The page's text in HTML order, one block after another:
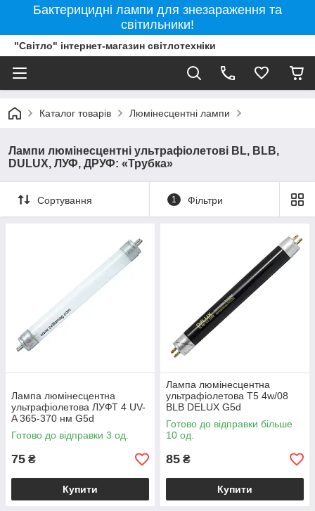
Бактерицидні лампи для знезараження та
світильники!
"Світло" інтернет-магазин світлотехніки
Каталог товарів Люмінесцентні лампи
Лампи люмінесцентні ультрафіолетові BL, BLB,
DULUX, ЛУФ, ДРУФ: «Трубка»
Сортування 1 Фільтри
Лампа люмінесцентна
ультрафіолетова ЛУФТ 4 UV-
A 365-370 нм G5d
Готово до відправки 3 од.
75 ₴
Купити
Лампа люмінесцентна
ультрафіолетова T5 4w/08
BLB DELUX G5d
Готово до відправки більше
10 од.
85 ₴
Купити